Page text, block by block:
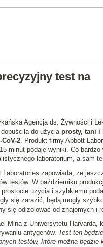
test na
Agencja ds. Żywności i
do użycia prosty, tani i
CoV-2. Produkt firmy Abbott
minut podaje wyniki. Co
laboratorium, a sam
Laboratories zapowiada, że
testów. W październiku
użycia i szybkiemu
się zarazić, będą mogły
się odizolować od znajomych i
Mina z Uniwersytetu Harvarda,
antygenów. Test ten
testów, które można